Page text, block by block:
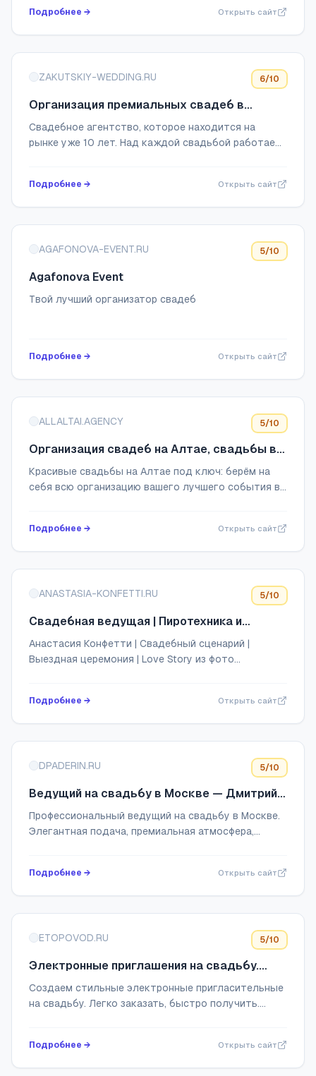
Подробнее → Открыть сайт
ZAKUTSKIY-WEDDING.RU 6/10
Организация премиальных свадеб в
Москве I ZAKYTSKIY WEDDING
Свадебное агентство, которое находится на
рынке уже 10 лет. Над каждой свадьбой работает
Подробнее → Открыть сайт
AGAFONOVA-EVENT.RU 5/10
Agafonova Event
Твой лучший организатор свадеб
Подробнее → Открыть сайт
ALLALTAI.AGENCY 5/10
Организация свадеб на Алтае, свадьбы в
горах от свадебного агентства ALLALTAI
agency
Красивые свадьбы на Алтае под ключ: берём на
себя всю организацию вашего лучшего события в
Подробнее → Открыть сайт
ANASTASIA-KONFETTI.RU 5/10
Свадебная ведущая | Пиротехника и
холодные фонтаны | Диджей, экран и
проектор на свадьбу
Анастасия Конфетти | Свадебный сценарий |
Выездная церемония | Love Story из фото
Подробнее → Открыть сайт
DPADERIN.RU 5/10
Ведущий на свадьбу в Москве — Дмитрий
Падерин
Профессиональный ведущий на свадьбу в Москве.
Элегантная подача, премиальная атмосфера,
настоящему особ...
Подробнее → Открыть сайт
ETOPOVOD.RU 5/10
Электронные приглашения на свадьбу.
Заказать сайт-приглашение онлайн
Создаем стильные электронные пригласительные
на свадьбу. Легко заказать, быстро получить.
Подробнее → Открыть сайт